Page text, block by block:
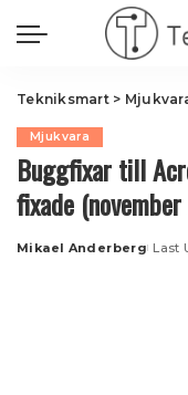
Tekniksmart>
Mjukvara
Buggfixar till
fixade
Posted
Mikael Anderberg Last